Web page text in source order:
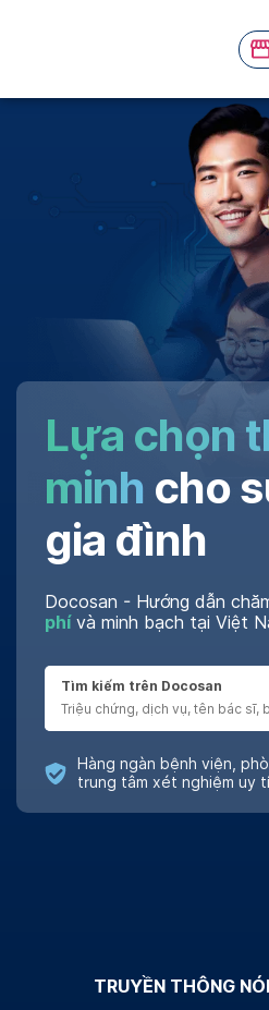
Lựa chọn
minh cho
gia đình
Docosan - Hướng dẫn
phívà minh bạch tại Việt
Tìm kiếm trên Docosan
Hàng ngàn bệnh viện,
trung tâm xét nghiệm uy
TRUYỀN THÔNG